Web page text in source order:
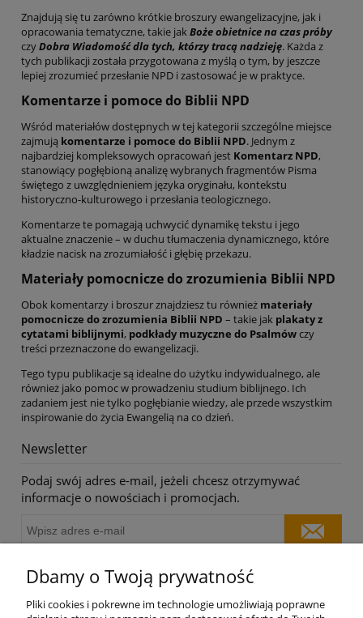
Znajdują się tu zarówno krótkie broszury ewangelizacyjne, jak i
opracowania tematyczne, takie jakBoże obietnice na czas próby
czyDobra Wiadomość dla tych, którzy tracą nadzieję. Każda z
tych publikacji została przygotowana z myślą o tym, by jeszcze
lepiej zrozumieć przesłanie NPD i zastosować je w praktyce.
Komentarze i pomoce do Biblii NPD
Wśród materiałów dostępnych w tej kategorii szczególne miejsce
zajmują komentarze i pomoce do Biblii NPD. Jednym z
najbardziej kompleksowych opracowań jest Komentarz NPD,
stanowiący pogłębioną analizę wybranych fragmentów Pisma
świętego z uwzględnieniem języka oryginału, kontekstu
historyczno-kulturowego i przesłania teologicznego.
Komentarze te pomagają uchwycić dynamikę tekstu i jego
aktualne znaczenie – w duchu tłumaczenia dynamicznego, które
kładzie nacisk na zrozumiałość i głębię przekazu.
Materiały pomocnicze do zrozumienia Biblii NPD
Obok komentarzy i broszur znajdziesz tu również materiały
pomocnicze do zrozumienia Biblii NPD – takie jak plakaty z
cytatami biblijnymi, podkłady muzyczne do Psalmówczy
treści przeznaczone do ewangelizacji.
Tego typu publikacje są idealne do użytku indywidualnego, ale
również jako pomoc w prowadzeniu studium biblijnego. Ich
zadaniem jest nie tylko pogłębianie wiedzy, ale przede wszystkim
inspirowanie do życia Ewangelią na co dzień.
Newsletter
Podaj swój adres e-mail, jeżeli chcesz otrzymywać
informacje o nowościach i promocjach.
Dbamy o Twoją prywatność
Pliki cookies i pokrewne im technologie umożliwiają poprawne